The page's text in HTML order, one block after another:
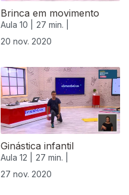
Brinca em movimento
Aula 10 |
27 min. |
20 nov. 2020
Ginástica infantil
Aula 12 |
27 min. |
27 nov. 2020